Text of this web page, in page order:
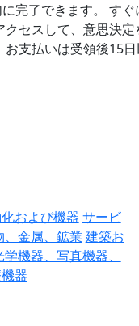
完了できます。
すぐ
セスして、意思決
支払いは受領後15日
および機器 サービ
、金属、鉱業 建築お
学機器、写真機器、
器